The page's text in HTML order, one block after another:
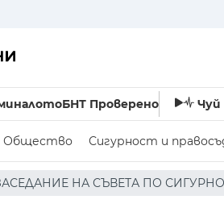
БНТ Проверено
Общество Сигурност и
ДРОН Е НАХЛУЛ